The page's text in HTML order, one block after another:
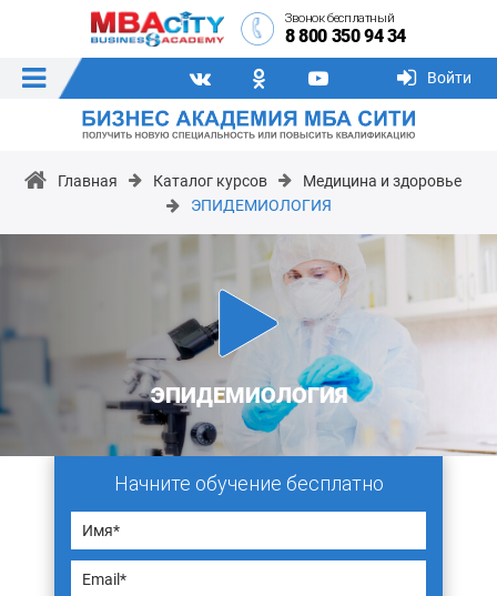
Звонок бесплатный
8 800 350 94 34
Войти
Главная Каталог курсов
Медицина и здоровье
ЭПИДЕМИОЛОГИЯ
ЭПИДЕМИОЛОГИЯ
Начните обучение бесплатно